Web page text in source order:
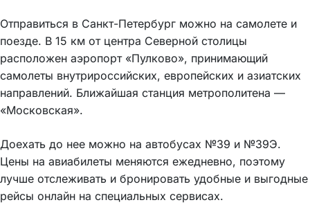
Отправиться в Санкт-Петербург можно на самолете и
поезде. В 15 км от центра Северной столицы
расположен аэропорт «Пулково», принимающий
самолеты внутрироссийских, европейских и азиатских
направлений. Ближайшая станция метрополитена —
«Московская».
Доехать до нее можно на автобусах №39 и №39Э.
Цены на авиабилеты меняются ежедневно, поэтому
лучше отслеживать и бронировать удобные и выгодные
рейсы онлайн на специальных сервисах.